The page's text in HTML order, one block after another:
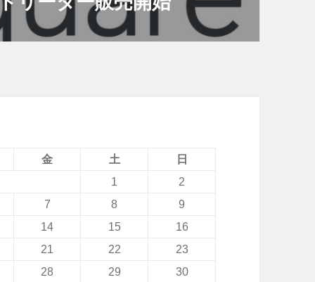
金 土
日
1
2
7 8
9
14 15
16
21 22
23
28 29
30